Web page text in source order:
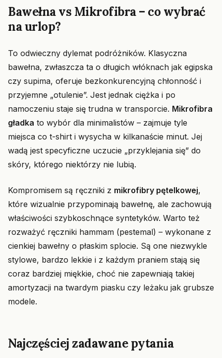
Bawełna vs Mikrofibra – co wybrać
na urlop?
To odwieczny dylemat podróżników. Klasyczna
bawełna, zwłaszcza ta o długich włóknach jak egipska
czy supima, oferuje bezkonkurencyjną chłonność i
przyjemne „otulenie”. Jest jednak ciężka i po
namoczeniu staje się trudna w transporcie. Mikrofibra
gładka to wybór dla minimalistów – zajmuje tyle
miejsca co t-shirt i wysycha w kilkanaście minut. Jej
wadą jest specyficzne uczucie „przyklejania się” do
skóry, którego niektórzy nie lubią.
Kompromisem są ręczniki z mikrofibry pętelkowej,
które wizualnie przypominają bawełnę, ale zachowują
właściwości szybkoschnące syntetyków. Warto też
rozważyć ręczniki hammam (pestemal) – wykonane z
cienkiej bawełny o płaskim splocie. Są one niezwykle
stylowe, bardzo lekkie i z każdym praniem stają się
coraz bardziej miękkie, choć nie zapewniają takiej
amortyzacji na twardym piasku czy leżaku jak grubsze
modele.
Najczęściej zadawane pytania